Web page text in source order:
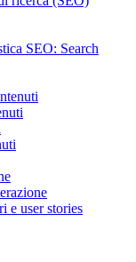
SEO: Search
e user stories